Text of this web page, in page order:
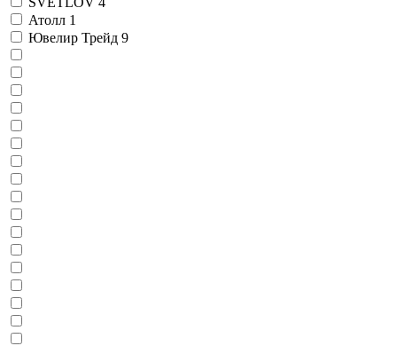
Атолл 1
Ювелир Трейд 9